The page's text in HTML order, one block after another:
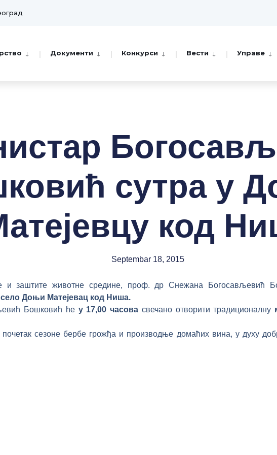
Документи Конкурси Вести Управе
сутра у
код
Septembar 18, 2015
и заштите животне средине, проф. др Снежана Богосављевић
Доњи Матејевац код Ниша.
Бошковић ће у 17,00 часова свечано отворити традиционалну
сезоне бербе грожђа и производње домаћих вина, у духу